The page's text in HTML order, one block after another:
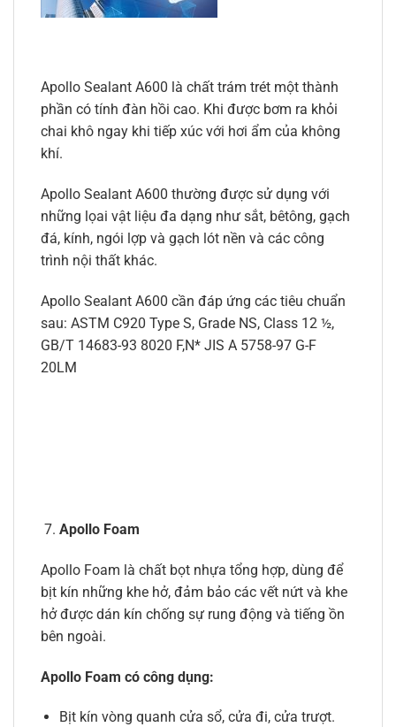
Apollo Sealant A600 là chất trám trét một thành
phần có tính đàn hồi cao. Khi được bơm ra khỏi
chai khô ngay khi tiếp xúc với hơi ẩm của không
khí.
Apollo Sealant A600 thường được sử dụng với
những lọai vật liệu đa dạng như sắt, bêtông, gạch
đá, kính, ngói lợp và gạch lót nền và các công
trình nội thất khác.
Apollo Sealant A600 cần đáp ứng các tiêu chuẩn
sau: ASTM C920 Type S, Grade NS, Class 12 ½,
GB/T 14683-93 8020 F,N* JIS A 5758-97 G-F
20LM
Apollo Foam
Apollo Foam là chất bọt nhựa tổng hợp, dùng để
bịt kín những khe hở, đảm bảo các vết nứt và khe
hở được dán kín chống sự rung động và tiếng ồn
bên ngoài.
Apollo Foam có công dụng:
Bịt kín vòng quanh cửa sổ, cửa đi, cửa trượt.